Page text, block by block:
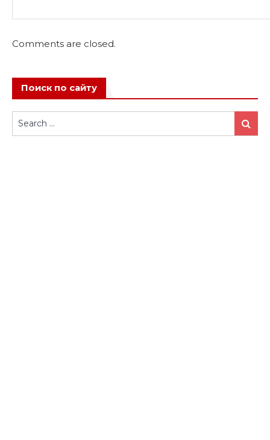
Comments are closed.
Поиск по сайту
Search
for:
Search